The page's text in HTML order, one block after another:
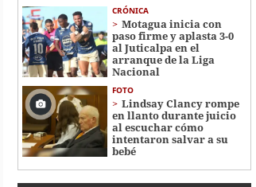
CRÓNICA
Motagua inicia con
paso firme y aplasta 3-0
al Juticalpa en el
arranque de la Liga
Nacional
FOTO
Lindsay Clancy rompe
en llanto durante juicio
al escuchar cómo
intentaron salvar a su
bebé